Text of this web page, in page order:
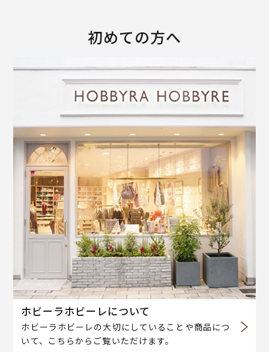
初めての方へ
ホビーラホビーレについて
ホビーラホビーレの大切にしていることや商品につ
いて、こちらからご覧いただけます。